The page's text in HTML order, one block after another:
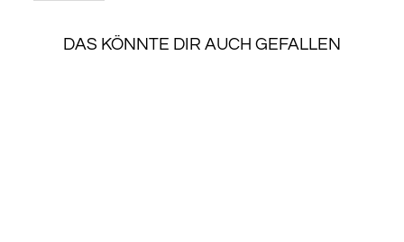
DAS KÖNNTE DIR AUCH GEFALLEN